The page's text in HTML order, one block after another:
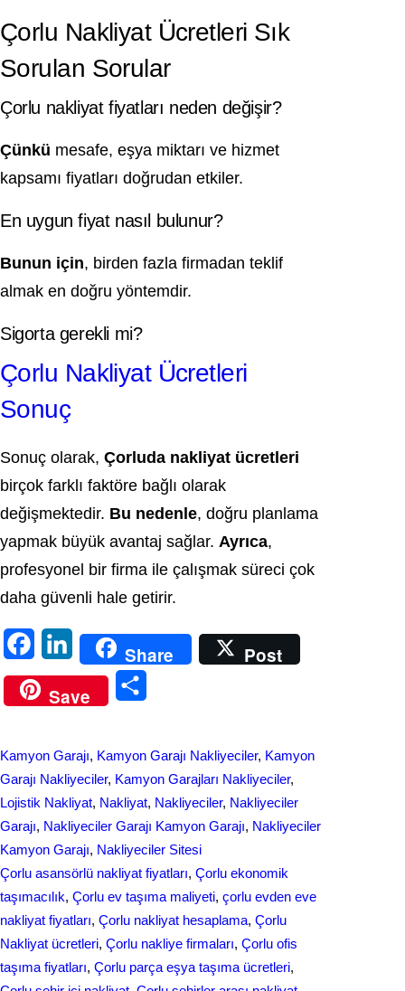
Çorlu Nakliyat Ücretleri Sık
Sorulan Sorular
Çorlu nakliyat fiyatları neden değişir?
Çünkü mesafe, eşya miktarı ve hizmet
kapsamı fiyatları doğrudan etkiler.
En uygun fiyat nasıl bulunur?
Bunun için, birden fazla firmadan teklif
almak en doğru yöntemdir.
Sigorta gerekli mi?
Çorlu Nakliyat Ücretleri
Sonuç
Sonuç olarak, Çorluda nakliyat ücretleri
birçok farklı faktöre bağlı olarak
değişmektedir. Bu nedenle, doğru planlama
yapmak büyük avantaj sağlar. Ayrıca,
profesyonel bir firma ile çalışmak süreci çok
daha güvenli hale getirir.
a
c
o
o
k
i
n
d
I
n
Share
Post
Save
r
e
Kamyon Garajı, Kamyon Garajı Nakliyeciler, Kamyon
Garajı Nakliyeciler, Kamyon Garajları Nakliyeciler
Lojistik Nakliyat, Nakliyat, Nakliyeciler, Nakliyeciler
Garajı, Nakliyeciler Garajı Kamyon Garajı, Nakliyeciler
Kamyon Garajı, Nakliyeciler Sitesi
Çorlu asansörlü nakliyat fiyatları, Çorlu ekonomik
taşımacılık, Çorlu ev taşıma maliyeti, çorlu evden eve
nakliyat fiyatları, Çorlu nakliyat hesaplama, Çorlu
Nakliyat ücretleri, Çorlu nakliye firmaları, Çorlu ofis
taşıma fiyatları, Çorlu parça eşya taşıma ücretleri